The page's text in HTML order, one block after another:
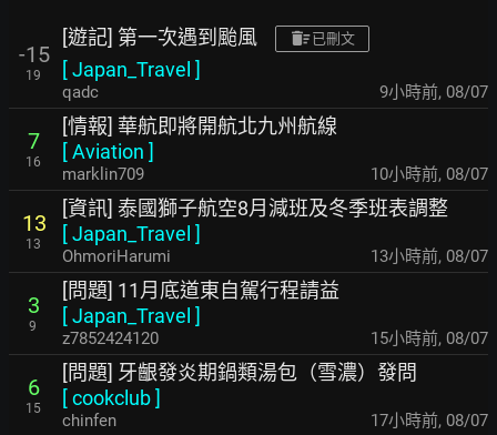
-15
19
[遊記] 第一次遇到颱風 已刪文
[Japan_Travel ]
qadc 9小時前, 08/07
7
16
[情報] 華航即將開航北九州航線
[Aviation ]
marklin709 10小時前, 08/07
13
13
[資訊] 泰國獅子航空8月減班及冬季班表調整
[Japan_Travel ]
OhmoriHarumi 13小時前, 08/07
3
9
[問題] 11月底道東自駕行程請益
[Japan_Travel ]
z7852424120 15小時前, 08/07
6
15
[問題] 牙齦發炎期鍋類湯包（雪濃）發問
[cookclub]
chinfen 17小時前, 08/07